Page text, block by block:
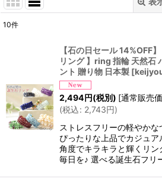
絞り込む
10件
【石の日セール 14%OFF
リング 】ring 指輪 天然石
ント 贈り物 日本製 [
2,494円(税別) [通常販売
(税込: 2,743円)
ストレスフリーの軽やか
ぴったりな上品でカジュ
角度でキラキラと輝くリ
毎日を♪ 選べる誕生石フリ